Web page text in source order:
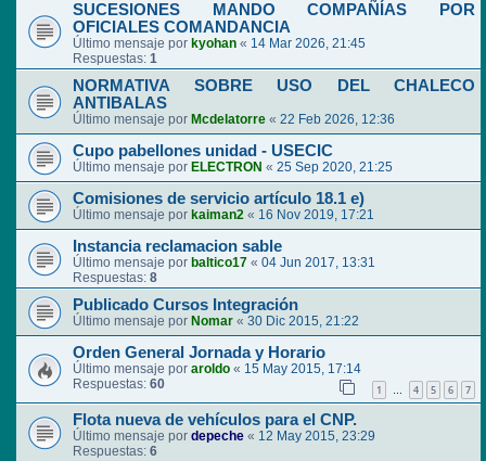
SUCESIONES MANDO COMPAÑÍAS POR
OFICIALES COMANDANCIA
Último mensaje por kyohan « 14 Mar 2026, 21:45
Respuestas: 1
NORMATIVA SOBRE USO DEL CHALECO
ANTIBALAS
Último mensaje por Mcdelatorre « 22 Feb 2026, 12:36
Cupo pabellones unidad - USECIC
Último mensaje por ELECTRON « 25 Sep 2020, 21:25
Comisiones de servicio artículo 18.1 e)
Último mensaje por kaiman2 « 16 Nov 2019, 17:21
Instancia reclamacion sable
Último mensaje por baltico17 « 04 Jun 2017, 13:31
Respuestas: 8
Publicado Cursos Integración
Último mensaje por Nomar « 30 Dic 2015, 21:22
Orden General Jornada y Horario
Último mensaje por aroldo « 15 May 2015, 17:14
Respuestas: 60 1 … 4 5 6 7
Flota nueva de vehículos para el CNP.
Último mensaje por depeche « 12 May 2015, 23:29
Respuestas: 6